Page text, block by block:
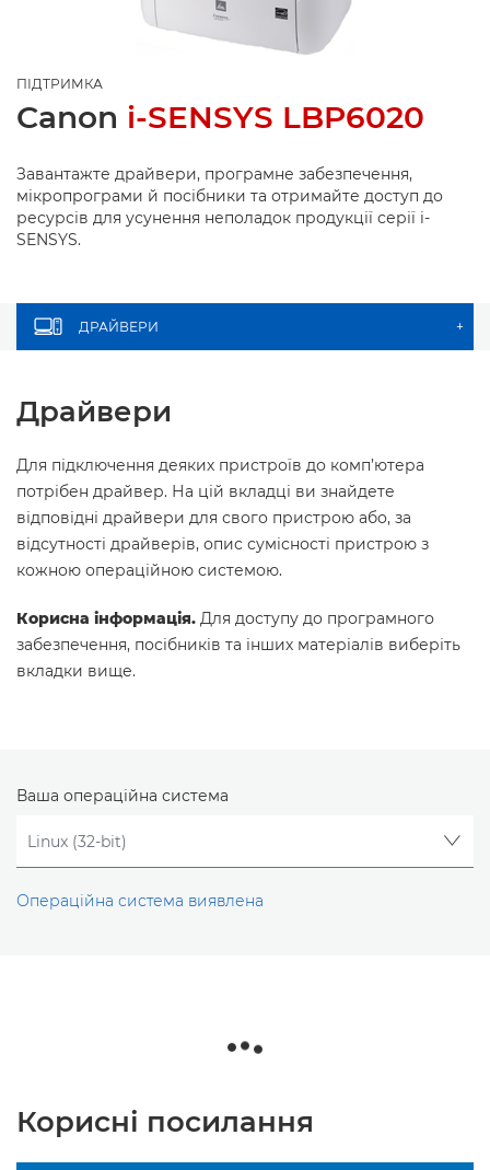
ПІДТРИМКА
Canon i-SENSYS LBP6020
Завантажте драйвери, програмне забезпечення,
мікропрограми й посібники та отримайте доступ до
ресурсів для усунення неполадок продукції серії i-
SENSYS.
ДРАЙВЕРИ +
Драйвери
Для підключення деяких пристроїв до комп’ютера
потрібен драйвер. На цій вкладці ви знайдете
відповідні драйвери для свого пристрою або, за
відсутності драйверів, опис сумісності пристрою з
кожною операційною системою.
Корисна інформація. Для доступу до програмного
забезпечення, посібників та інших матеріалів виберіть
вкладки вище.
Ваша операційна система
Операційна система виявлена
Корисні посилання